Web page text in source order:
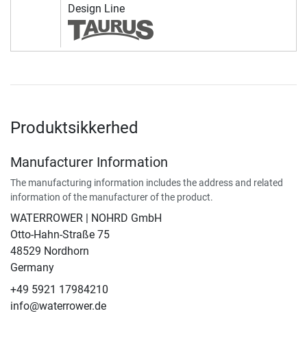
Design Line
Produktsikkerhed
Manufacturer Information
The manufacturing information includes the address and related
information of the manufacturer of the product.
WATERROWER | NOHRD GmbH
Otto-Hahn-Straße 75
48529 Nordhorn
Germany
+49 5921 17984210
info@waterrower.de